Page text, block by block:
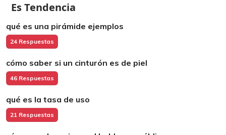
Es Tendencia
qué es una pirámide ejemplos
24 Respuestas
cómo saber si un cinturón es de piel
46 Respuestas
qué es la tasa de uso
21 Respuestas